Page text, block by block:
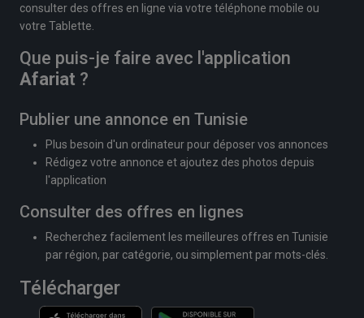
consulter des offres en ligne via votre téléphone mobile ou
votre Tablette.
Que puis-je faire avec l'application
Afariat ?
Publier une annonce en Tunisie
Plus besoin d'un ordinateur pour déposer vos annonces
Rédigez votre annonce et ajoutez des photos depuis
l'application
Consulter des offres en lignes
Recherchez facilement les meilleures offres en Tunisie
par région, par catégorie, ou simplement par mots-clés.
Télécharger